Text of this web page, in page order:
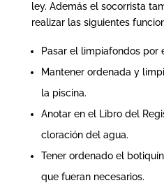
ley. Además el socorrista
realizar las siguientes
Pasar el limpiafondos por
Mantener ordenada y
la piscina.
Anotar en el Libro del
cloración del agua.
Tener ordenado el
que fueran necesarios.